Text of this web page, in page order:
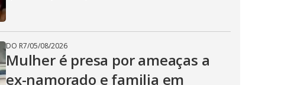
DO R7/05/08/2026
Mulher é presa por ameaças a
ex-namorado e familia em